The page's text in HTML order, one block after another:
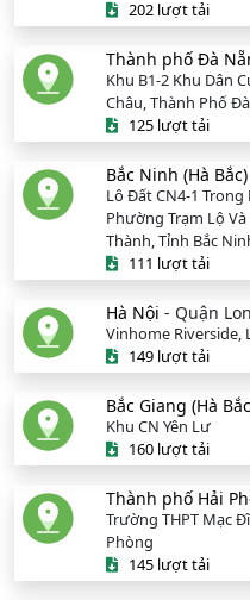
202 lượt tải
Thành phố Đà
Khu B1-2 Khu Dân
Châu, Thành Phố
125 lượt tải
Bắc Ninh (Hà Bắc)
Lô Đất CN4-1
Phường Trạm Lộ
Thành, Tỉnh Bắc
111 lượt tải
Hà Nội - Quận
Vinhome Riverside,
149 lượt tải
Bắc Giang (Hà
Khu CN Yên Lư
160 lượt tải
Thành phố Hải
Trường THPT Mạc
Phòng
145 lượt tải